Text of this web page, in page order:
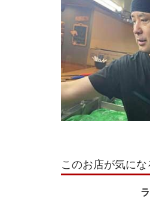
このお店が気に